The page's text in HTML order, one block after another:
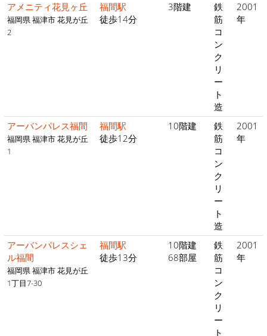
アメニティ花見ヶ丘
福岡県 福津市 花見が丘
2
福間駅
徒歩14分
3階建
鉄
筋
コ
ン
ク
リ
ー
ト
造
2001
年
アーバンパレス福間
福岡県 福津市 花見が丘
1
福間駅
徒歩12分
10階建
鉄
筋
コ
ン
ク
リ
ー
ト
造
2001
年
アーバンパレスシェ
ル福間
福岡県 福津市 花見が丘
1丁目7-30
福間駅
徒歩13分
10階建
68部屋
鉄
筋
コ
ン
ク
リ
ー
ト
2001
年